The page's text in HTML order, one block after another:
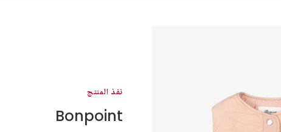
نفذ المنتج
Bonpoint